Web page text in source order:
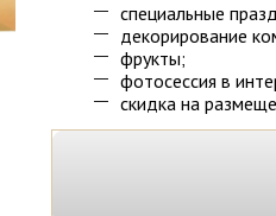
специальные
декорирование
фрукты;
фотосессия в
скидка на